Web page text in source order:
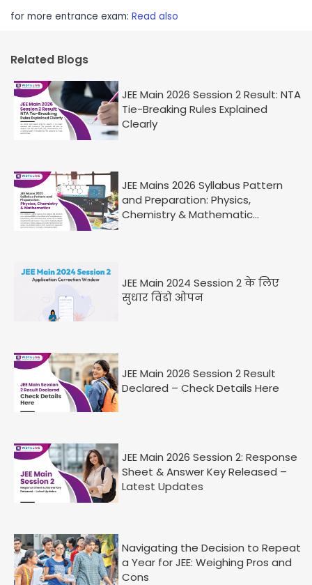
for more entrance exam: Read also
Related Blogs
JEE Main 2026 Session 2 Result: NTA
Tie-Breaking Rules Explained
Clearly
JEE Mains 2026 Syllabus Pattern
and Preparation: Physics,
Chemistry & Mathematic...
JEE Main 2024 Session 2 के लिए
सुधार विंडो ओपन
JEE Main 2026 Session 2 Result
Declared – Check Details Here
JEE Main 2026 Session 2: Response
Sheet & Answer Key Released –
Latest Updates
Navigating the Decision to Repeat
a Year for JEE: Weighing Pros and
Cons